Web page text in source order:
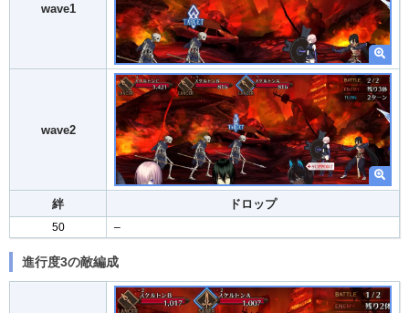
wave1
wave2
絆 ドロップ
50 –
進行度3の敵編成